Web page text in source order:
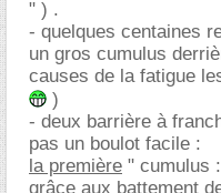
" ) .
- quelques centaines
un gros cumulus
causes de la fatigue
)
- deux barrière à
pas un boulot facile :
la première " cumulus
grâce aux battement